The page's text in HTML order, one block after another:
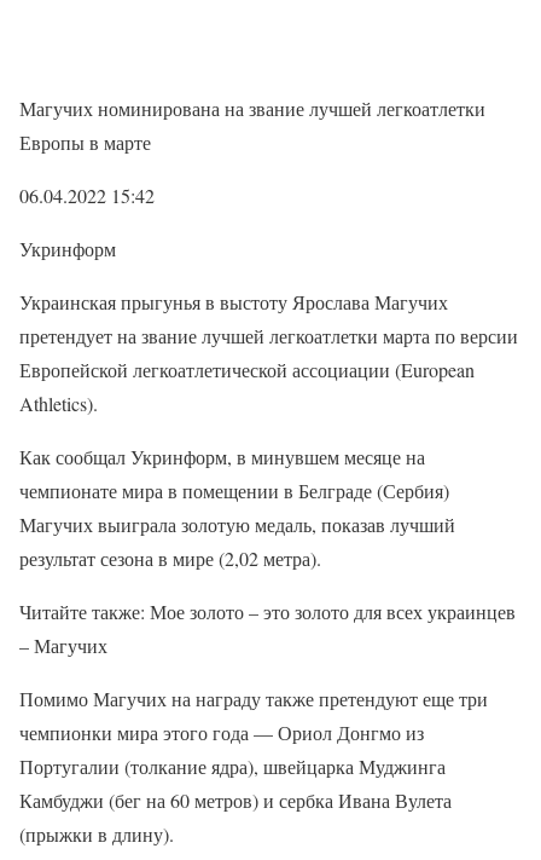
Магучих номинирована на звание лучшей легкоатлетки
Европы в марте
06.04.2022 15:42
Укринформ
Украинская прыгунья в выстоту Ярослава Магучих
претендует на звание лучшей легкоатлетки марта по версии
Европейской легкоатлетической ассоциации (European
Athletics).
Как сообщал Укринформ, в минувшем месяце на
чемпионате мира в помещении в Белграде (Сербия)
Магучих выиграла золотую медаль, показав лучший
результат сезона в мире (2,02 метра).
Читайте также: Мое золото – это золото для всех украинцев
– Магучих
Помимо Магучих на награду также претендуют еще три
чемпионки мира этого года — Ориол Донгмо из
Португалии (толкание ядра), швейцарка Муджинга
Камбуджи (бег на 60 метров) и сербка Ивана Вулета
(прыжки в длину).